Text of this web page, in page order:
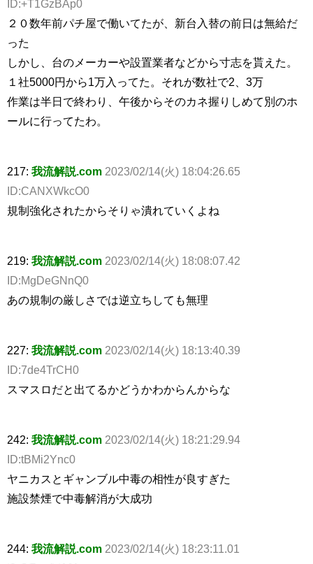
ID:+T1GzBAp0
２０数年前パチ屋で働いてたが、新台入替の前日は無給だ
った
しかし、台のメーカーや設置業者などから寸志を貰えた。
１社5000円から1万入ってた。それが数社で2、3万
作業は半日で終わり、午後からそのカネ握りしめて別のホ
ールに行ってたわ。
217: 我流解説.com 2023/02/14(火) 18:04:26.65
ID:CANXWkcO0
規制強化されたからそりゃ潰れていくよね
219: 我流解説.com 2023/02/14(火) 18:08:07.42
ID:MgDeGNnQ0
あの規制の厳しさでは逆立ちしても無理
227: 我流解説.com 2023/02/14(火) 18:13:40.39
ID:7de4TrCH0
スマスロだと出てるかどうかわからんからな
242: 我流解説.com 2023/02/14(火) 18:21:29.94
ID:tBMi2Ync0
ヤニカスとギャンブル中毒の相性が良すぎた
施設禁煙で中毒解消が大成功
244: 我流解説.com 2023/02/14(火) 18:23:11.01